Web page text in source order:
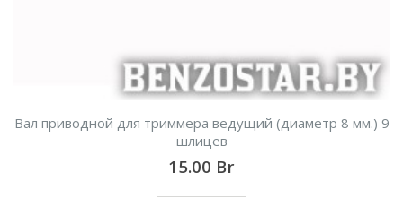
Вал приводной для триммера ведущий (диаметр 8 мм.) 9
шлицев
15.00 Br